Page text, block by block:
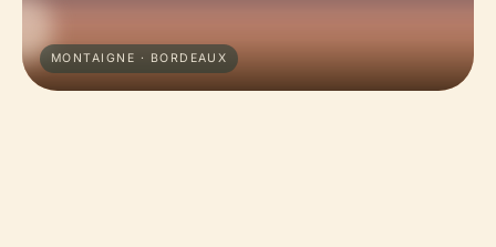
MONTAIGNE · BORDEAUX